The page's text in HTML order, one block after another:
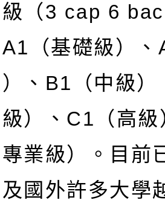
（3 cap 6
（基礎級）、
、B1（中級
）、C1（高
專業級）。目前
國外許多大學